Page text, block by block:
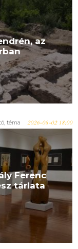
az
, téma 2026-08-02 18:00
Ferenc
tárlata